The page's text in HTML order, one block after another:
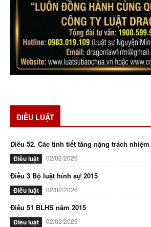
ĐIỀU LUẬT
Điều 52. Các tình tiết tăng nặng trách
Điều luật 02/02/2026
Điều 3 Bộ luật hính sự 2015
Điều luật 02/02/2026
Điều 51 BLHS năm 2015
Điều luật 02/02/2026